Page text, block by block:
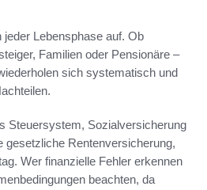
jeder Lebensphase auf. Ob
Familien oder Pensionäre –
sich systematisch und
Steuersystem, Sozialversicherung
gesetzliche Rentenversicherung,
Wer finanzielle Fehler erkennen
beachten, da